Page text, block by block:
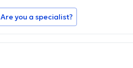
Are you a specialist?